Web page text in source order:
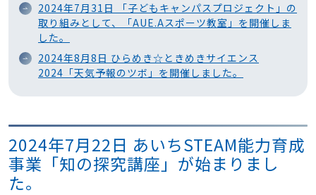
2024年7月31日 「子どもキャンパスプロジェクト」の
取り組みとして、「AUE.Aスポーツ教室」を開催しま
した。
2024年8月8日 ひらめき☆ときめきサイエンス
2024「天気予報のツボ」を開催しました。
2024年7月22日 あいちSTEAM能力育成
事業「知の探究講座」が始まりまし
た。